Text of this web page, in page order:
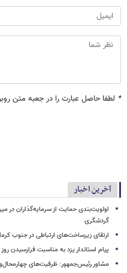
* لطفا حاصل عبارت را در جعبه متن
آخرین اخبار
اولویت‌بندی حمایت از سرمایه‌گذاران
گردشگری
ارتقای زیرساخت‌های ارتباطی در جنوب
پیام استاندار یزد به مناسبت فرارسیدن روز
مشاور رئیس‌جمهور: ظرفیت‌های